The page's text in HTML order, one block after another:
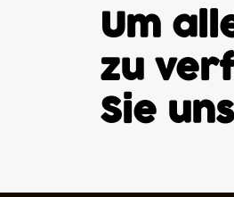
Um
zu
Sie